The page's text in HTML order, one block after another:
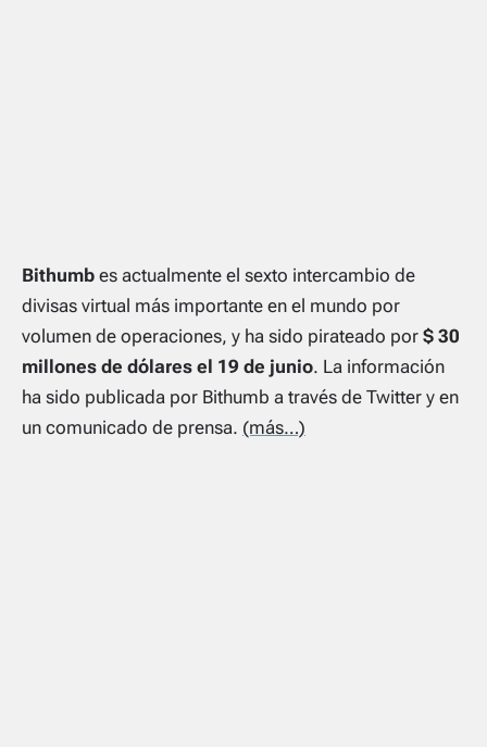
Bithumb es actualmente el sexto intercambio de
divisas virtual más importante en el mundo por
volumen de operaciones, y ha sido pirateado por $ 30
millones de dólares el 19 de junio. La información
ha sido publicada por Bithumb a través de Twitter y en
un comunicado de prensa. (más…)